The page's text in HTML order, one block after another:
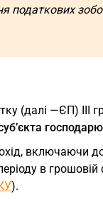
податкових
(далі —ЄП) III
включаючи
в грошовій
).